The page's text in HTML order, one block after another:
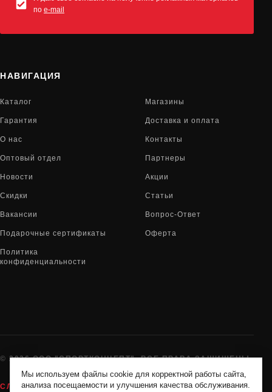
по e-mail
НАВИГАЦИЯ
Каталог Магазины
Гарантия Доставка и оплата
О нас Контакты
Оптовый отдел Партнеры
Новости Акции
Скидки Статьи
Вакансии Вопрос-Ответ
Подарочные сертификаты Оферта
Политика
конфиденциальности
© 2026 ООО "СПОРТКОНЦЕПТ". ВСЕ ПРАВА ЗАЩИЩЕНЫ
СЛУЖБА ПОДДЕРЖКИ:8-800-775-72-05
Мы используем файлы cookie для корректной работы сайта,
анализа посещаемости и улучшения качества обслуживания.